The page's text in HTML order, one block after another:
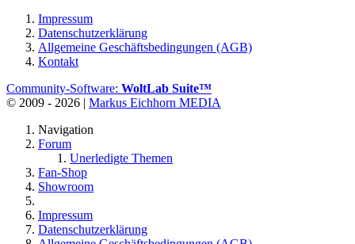
Impressum
Datenschutzerklärung
Allgemeine Geschäftsbedingungen (AGB)
Kontakt
Community-Software: WoltLab Suite™
© 2009 - 2026 | Markus Eichhorn MEDIA
Navigation
Forum
Unerledigte Themen
Fan-Shop
Showroom
Impressum
Datenschutzerklärung